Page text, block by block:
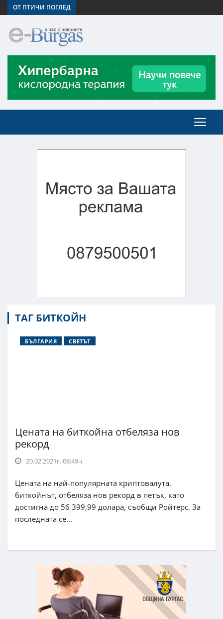
ОТ ПТИЧИ ПОГЛЕД
ТАГ БИТКОЙН
БЪЛГАРИЯ СВЕТЪТ
Цената на биткойна отбеляза нов
рекорд
20.02.2021г. 08:49ч.
Цената на най-популярната криптовалута,
биткойнът, отбеляза нов рекорд в петък, като
достигна до 56 399,99 долара, съобщи Ройтерс. За
последната се...